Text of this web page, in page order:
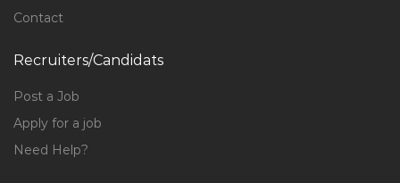
Contact
Recruiters/Candidats
Post a Job
Apply for a job
Need Help?